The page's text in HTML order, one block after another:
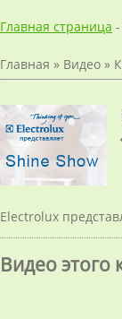
Главная страница
Главная » Видео »
Electrolux
Видео этого